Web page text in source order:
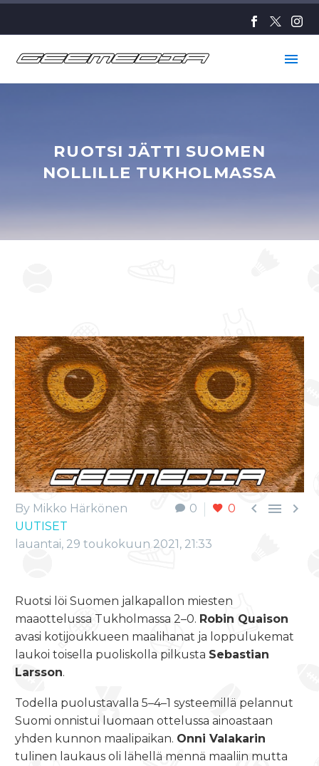
RUOTSI JÄTTI SUOMEN
NOLLILLE TUKHOLMASSA
0 0   
By Mikko Härkönen
UUTISET
lauantai, 29 toukokuun 2021, 21:33
Ruotsi löi Suomen jalkapallon miesten
maaottelussa Tukholmassa 2–0. Robin Quaison
avasi kotijoukkueen maalihanat ja loppulukemat
laukoi toisella puoliskolla pilkusta Sebastian
Larsson.
Todella puolustavalla 5–4–1 systeemillä pelannut
Suomi onnistui luomaan ottelussa ainoastaan
yhden kunnon maalipaikan. Onni Valakarin
tulinen laukaus oli lähellä mennä maaliin mutta